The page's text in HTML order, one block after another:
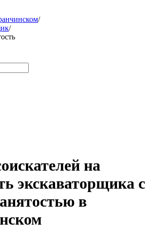
/
/
на
экскаваторщика с
в